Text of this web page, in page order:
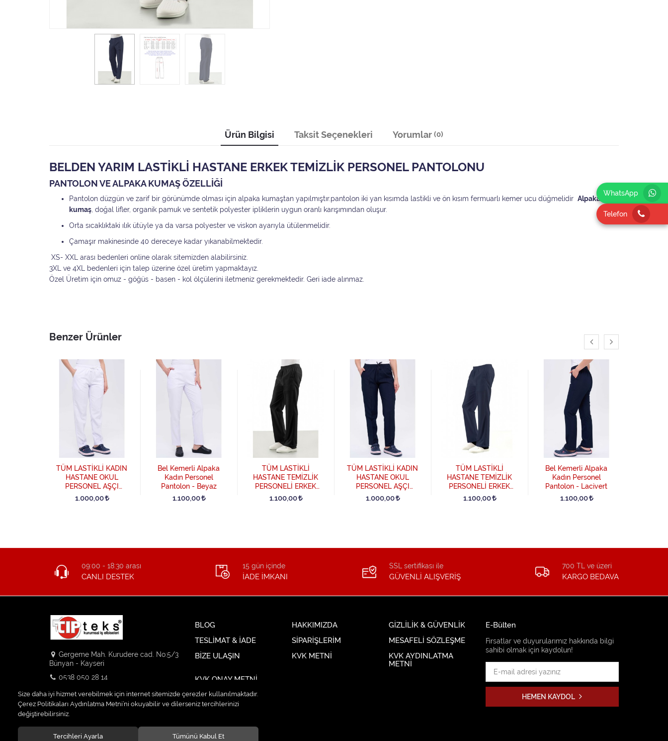
WhatsApp
Telefon
Ürün Bilgisi Taksit Seçenekleri Yorumlar (0)
BELDEN YARIM LASTİKLİ HASTANE ERKEK TEMİZLİK PERSONEL PANTOLONU
PANTOLON VE ALPAKA KUMAŞ ÖZELLİĞİ
Pantolon düzgün ve zarif bir görünümde olması için alpaka kumaştan yapılmıştır.pantolon iki yan kısımda lastikli ve ön kısım fermuarlı kemer ucu düğmelidir Alpaka
kumaş , doğal lifler, organik pamuk ve sentetik polyester ipliklerin uygun oranlı karışımından oluşur.
Orta sıcaklıktaki ılık ütüyle ya da varsa polyester ve viskon ayarıyla ütülenmelidir.
Çamaşır makinesinde 40 dereceye kadar yıkanabilmektedir.
XS- XXL arası bedenleri online olarak sitemizden alabilirsiniz.
3XL ve 4XL bedenleri için talep üzerine özel üretim yapmaktayız.
Özel Üretim için omuz - göğüs - basen - kol ölçülerini iletmeniz gerekmektedir. Geri iade alınmaz.
Benzer Ürünler
TÜM LASTİKLİ KADIN
HASTANE OKUL
PERSONEL AŞÇI
PANTOLONU - Beyaz
1.000,00
Bel Kemerli Alpaka
Kadın Personel
Pantolon - Beyaz
1.100,00
TÜM LASTİKLİ
HASTANE TEMİZLİK
PERSONELİ ERKEK
PANTOLON - Siyah
1.100,00
TÜM LASTİKLİ KADIN
HASTANE OKUL
PERSONEL AŞÇI
PANTOLONU - Lacivert
1.000,00
TÜM LASTİKLİ
HASTANE TEMİZLİK
PERSONELİ ERKEK
PANTOLON - Lacivert
1.100,00
Bel Kemerli Alpaka
Kadın Personel
Pantolon - Lacivert
1.100,00
09:00 - 18:30 arası
CANLI DESTEK
15 gün içinde
İADE İMKANI
SSL sertifikası ile
GÜVENLİ ALIŞVERİŞ
700 TL ve üzeri
KARGO BEDAVA
Gergeme Mah. Kurudere cad. No:5/3
Bünyan - Kayseri
0538 050 28 14
info@tipteks.com.tr
E-Bülten
Fırsatlar ve duyurularımız hakkında bilgi
sahibi olmak için kaydolun!
HEMEN KAYDOL
BLOG HAKKIMIZDA
GİZLİLİK & GÜVENLİK
TESLİMAT & İADE
SİPARİŞLERİM
MESAFELİ SÖZLEŞME
BİZE ULAŞIN
KVK METNİ
KVK AYDINLATMA
METNİ
KVK ONAY METNİ
Size daha iyi hizmet verebilmek için internet sitemizde çerezler kullanılmaktadır.
Çerez Politikaları Aydınlatma Metni’ni okuyabilir ve dilerseniz tercihlerinizi
değiştirebilirsiniz.
Tercihleri Ayarla Tümünü Kabul Et